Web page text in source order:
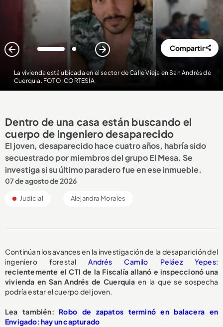
La vivienda está ubicada en el sector de Calle Vieja en San Andrés de
Cuerquia. FOTO: CORTESÍA
1 2 Compartir
Dentro de una casa están buscando el
cuerpo de ingeniero desaparecido
El joven, desaparecido hace cuatro años, habría sido
secuestrado por miembros del grupo El Mesa. Se
investiga si su último paradero fue en ese inmueble.
07 de agosto de 2026
Judicial Alejandra Morales
Continúan los avances en la investigación de la desaparición del
ingeniero forestalAndrés Camilo Peláez Yepes:
recientemente el CTI de la Fiscalía allanó e inspeccionó una
vivienda en San Andrés de Cuerquia en la que se sospecha
podría estar el cuerpo del joven.
Lea también: Robo de zapatos terminó en balacera en
Envigado: hay un capturado